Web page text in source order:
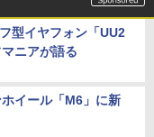
型イヤフォン「UU2
ニアが語る
イール「M6」に新